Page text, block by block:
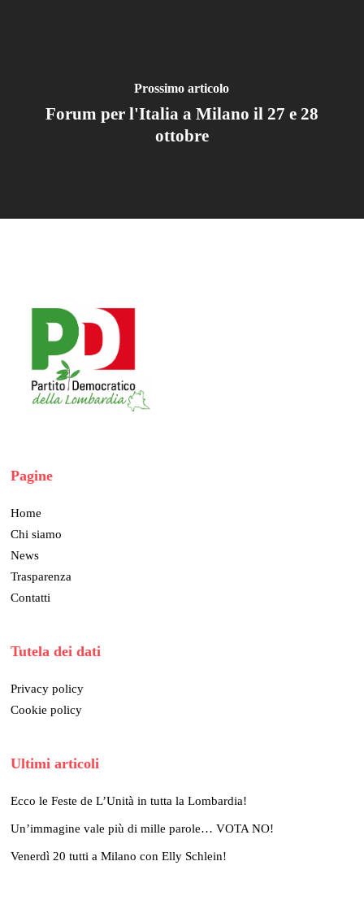
Prossimo articolo
Forum per l'Italia a Milano il 27 e 28
ottobre
Pagine
Home
Chi siamo
News
Trasparenza
Contatti
Tutela dei dati
Privacy policy
Cookie policy
Ultimi articoli
Ecco le Feste de L’Unità in tutta la Lombardia!
Un’immagine vale più di mille parole… VOTA NO!
Venerdì 20 tutti a Milano con Elly Schlein!